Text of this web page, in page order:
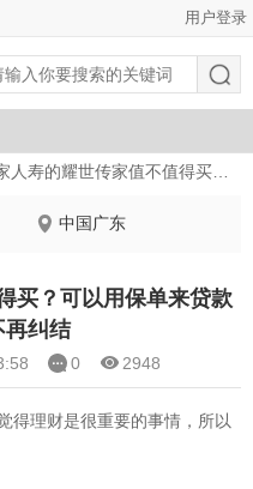
用户登录
的耀世传家值不值得买？可以用保单来贷款吗？看完不再纠结
中国广东
买？可以用保单来贷款
再纠结
0 2948
得理财是很重要的事情，所以